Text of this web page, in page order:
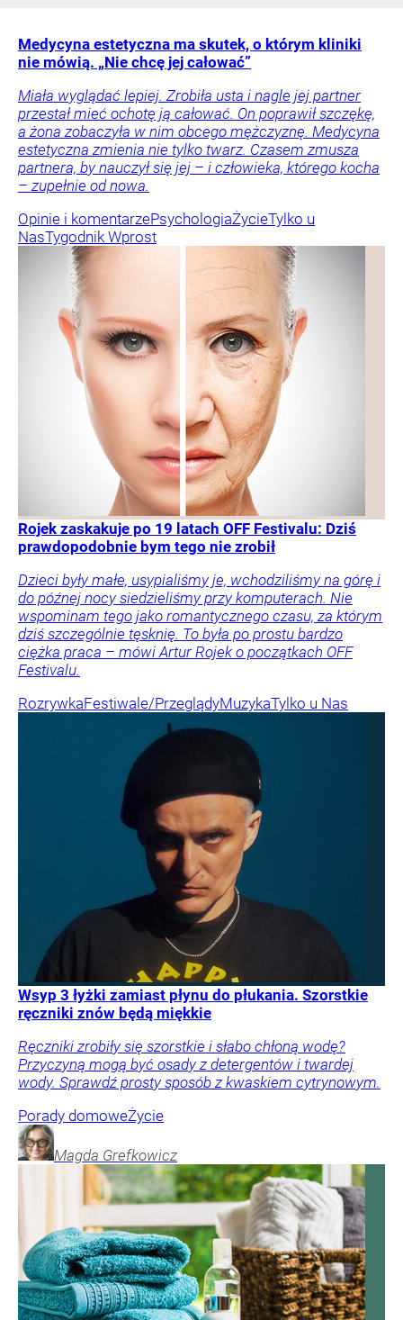
Medycyna estetyczna ma skutek, o którym kliniki
nie mówią. „Nie chcę jej całować”
Miała wyglądać lepiej. Zrobiła usta i nagle jej partner
przestał mieć ochotę ją całować. On poprawił szczękę,
a żona zobaczyła w nim obcego mężczyznę. Medycyna
estetyczna zmienia nie tylko twarz. Czasem zmusza
partnera, by nauczył się jej – i człowieka, którego kocha
– zupełnie od nowa.
Opinie i komentarzePsychologiaŻycieTylko u
NasTygodnik Wprost
Rojek zaskakuje po 19 latach OFF Festivalu: Dziś
prawdopodobnie bym tego nie zrobił
Dzieci były małe, usypialiśmy je, wchodziliśmy na górę i
do późnej nocy siedzieliśmy przy komputerach. Nie
wspominam tego jako romantycznego czasu, za którym
dziś szczególnie tęsknię. To była po prostu bardzo
ciężka praca – mówi Artur Rojek o początkach OFF
Festivalu.
RozrywkaFestiwale/PrzeglądyMuzykaTylko u Nas
Wsyp 3 łyżki zamiast płynu do płukania. Szorstkie
ręczniki znów będą miękkie
Ręczniki zrobiły się szorstkie i słabo chłoną wodę?
Przyczyną mogą być osady z detergentów i twardej
wody. Sprawdź prosty sposób z kwaskiem cytrynowym.
Porady domoweŻycie
Magda Grefkowicz